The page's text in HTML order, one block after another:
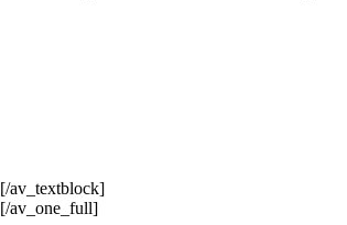
[/av_textblock]
[/av_one_full]